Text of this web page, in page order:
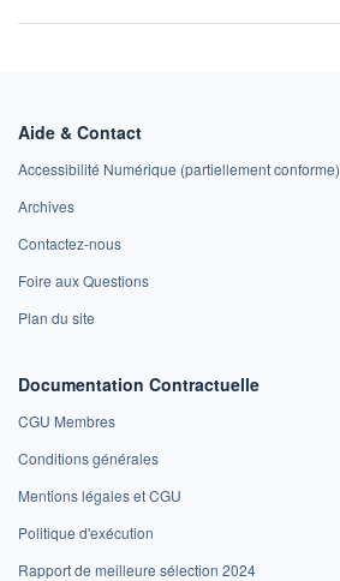
Aide & Contact
Accessibilité Numérique (partiellement conforme)
Archives
Contactez-nous
Foire aux Questions
Plan du site
Documentation Contractuelle
CGU Membres
Conditions générales
Mentions légales et CGU
Politique d'exécution
Rapport de meilleure sélection 2024